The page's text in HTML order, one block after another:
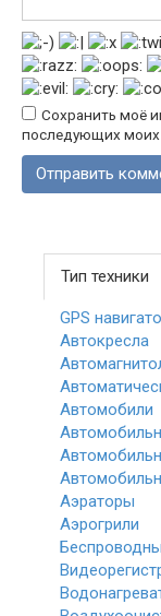
Сохранить моё
последующих моих
Тип техники
GPS
Автокресла
Автомобили
Аэраторы
Аэрогрили